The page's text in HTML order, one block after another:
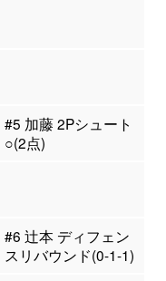
#5 加藤 2Pシュート
○(2点)
#6 辻本 ディフェン
スリバウンド(0-1-1)